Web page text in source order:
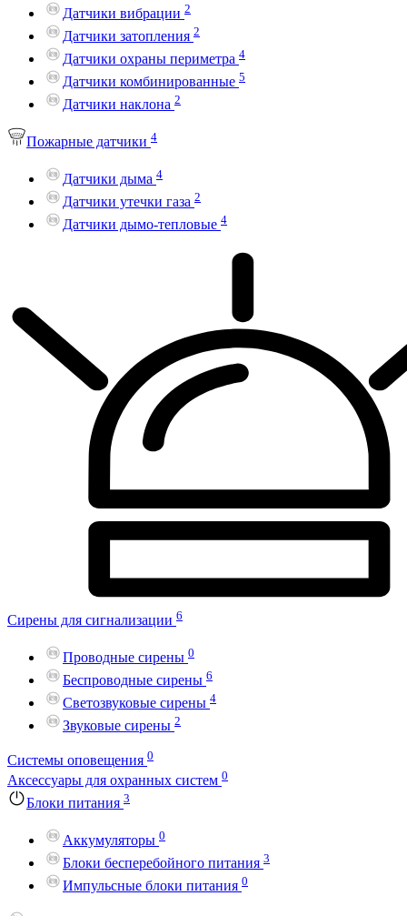
Датчики вибрации 2
Датчики затопления 2
Датчики охраны периметра 4
Датчики комбинированные 5
Датчики наклона 2
Пожарные датчики 4
Датчики дыма 4
Датчики утечки газа 2
Датчики дымо-тепловые 4
Сирены для сигнализации 6
Проводные сирены 0
Беспроводные сирены 6
Светозвуковые сирены 4
Звуковые сирены 2
Системы оповещения 0
Аксессуары для охранных систем 0
Блоки питания 3
Аккумуляторы 0
Блоки бесперебойного питания 3
Импульсные блоки питания 0